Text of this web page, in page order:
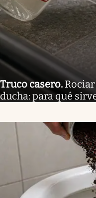
Truco casero.
ducha: para qué